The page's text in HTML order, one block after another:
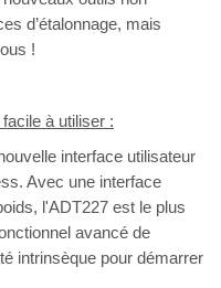
d’étalonnage, mais
!
à utiliser :
interface utilisateur
Avec une interface
l'ADT227 est le plus
avancé de
intrinsèque pour démarrer